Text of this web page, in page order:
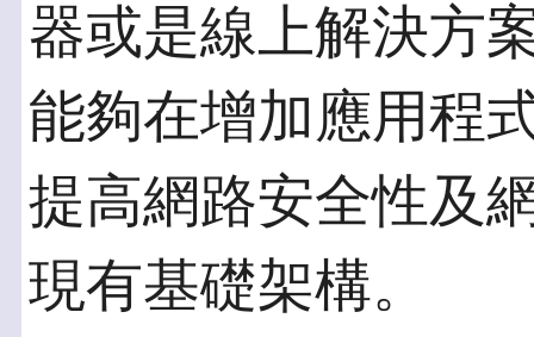
器或是線上解決方
能夠在增加應用程
提高網路安全性及
現有基礎架構。